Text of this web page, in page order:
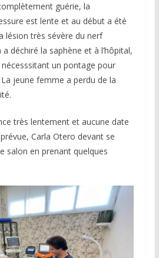
guérie, la
est lente et au début a été
lésion très sévère du nerf
déchiré la saphène et à l’hôpital,
nécesssitant un pontage pour
jeune femme a perdu de la
très lentement et aucune date
Carla Otero devant se
salon en prenant quelques